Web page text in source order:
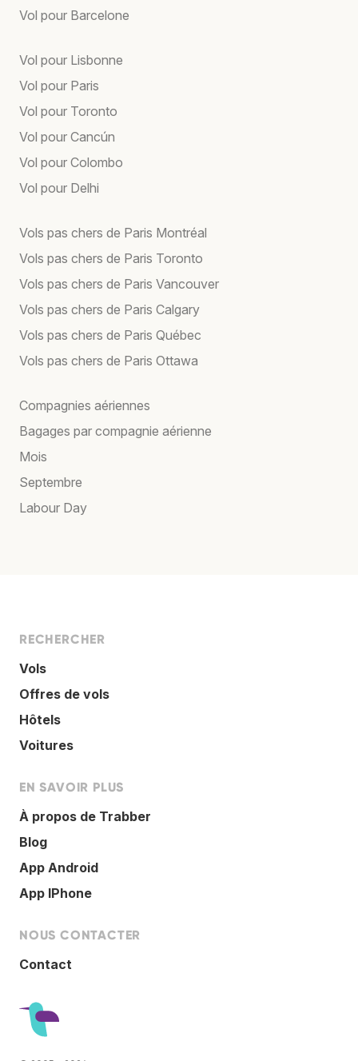
Vol pour Barcelone
Vol pour Lisbonne
Vol pour Paris
Vol pour Toronto
Vol pour Cancún
Vol pour Colombo
Vol pour Delhi
Vols pas chers de Paris Montréal
Vols pas chers de Paris Toronto
Vols pas chers de Paris Vancouver
Vols pas chers de Paris Calgary
Vols pas chers de Paris Québec
Vols pas chers de Paris Ottawa
Compagnies aériennes
Bagages par compagnie aérienne
Mois
Septembre
Labour Day
RECHERCHER
Vols
Offres de vols
Hôtels
Voitures
EN SAVOIR PLUS
À propos de Trabber
Blog
App Android
App IPhone
NOUS CONTACTER
Contact